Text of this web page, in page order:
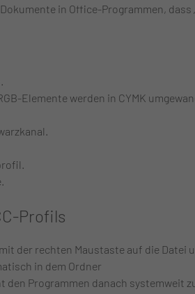
in Office-Programmen, dass
Elemente werden in CYMK
Profils
der rechten Maustaste auf die Datei
in dem Ordner
Programmen danach systemweit